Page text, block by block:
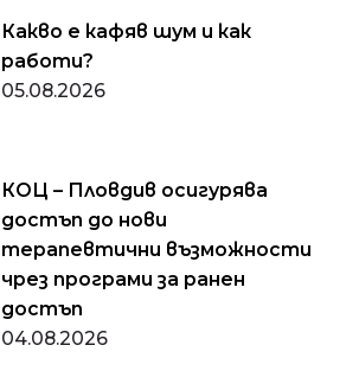
Какво е кафяв шум и как
работи?
05.08.2026
КОЦ – Пловдив осигурява
достъп до нови
терапевтични възможности
чрез програми за ранен
достъп
04.08.2026